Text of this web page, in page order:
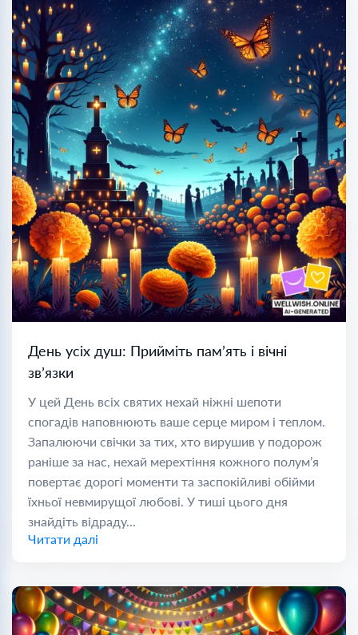
День усіх душ: Прийміть пам’ять і вічні
зв’язки
У цей День всіх святих нехай ніжні шепоти
спогадів наповнюють ваше серце миром і теплом.
Запалюючи свічки за тих, хто вирушив у подорож
раніше за нас, нехай мерехтіння кожного полум’я
повертає дорогі моменти та заспокійливі обійми
їхньої невмирущої любові. У тиші цього дня
знайдіть відраду...
Читати далі